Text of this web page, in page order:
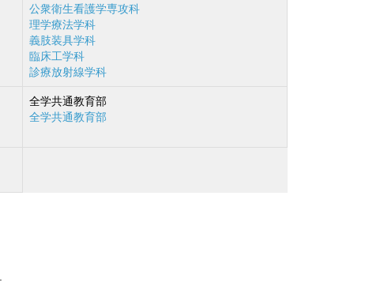
公衆衛生看護学専攻科
理学療法学科
義肢装具学科
臨床工学科
診療放射線学科
全学共通教育部
全学共通教育部